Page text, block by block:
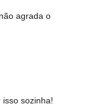
agrada o
sozinha!